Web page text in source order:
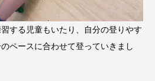
する児童もいたり、自分の登りやす
ペースに合わせて登っていきまし